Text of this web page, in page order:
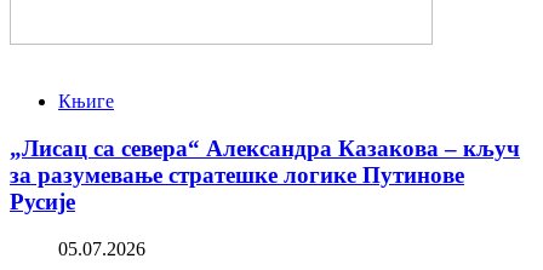
Књиге
„Лисац са севера“ Александра Казакова – кључ
за разумевање стратешке логике Путинове
Русије
05.07.2026